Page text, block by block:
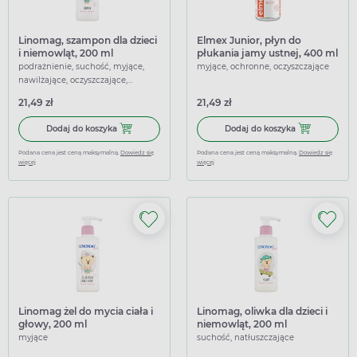
Linomag, szampon dla dzieci
i niemowląt, 200 ml
podrażnienie, suchość, myjące,
nawilżające, oczyszczające,
21,49 zł
Dodaj do koszyka Dodaj do koszyka Linomag, szampon dla dzieci i
Podana cena jest ceną maksymalną. Dowiedz się
więcej
Elmex Junior, płyn do
płukania jamy ustnej, 400 ml
myjące, ochronne, oczyszczające
21,49 zł
Dodaj do koszyka Dodaj do
Podana cena jest ceną maksymalną. Dowiedz się
więcej
Linomag żel do mycia ciała i
głowy, 200 ml
myjące
Linomag, oliwka dla dzieci i
niemowląt, 200 ml
suchość, natłuszczające